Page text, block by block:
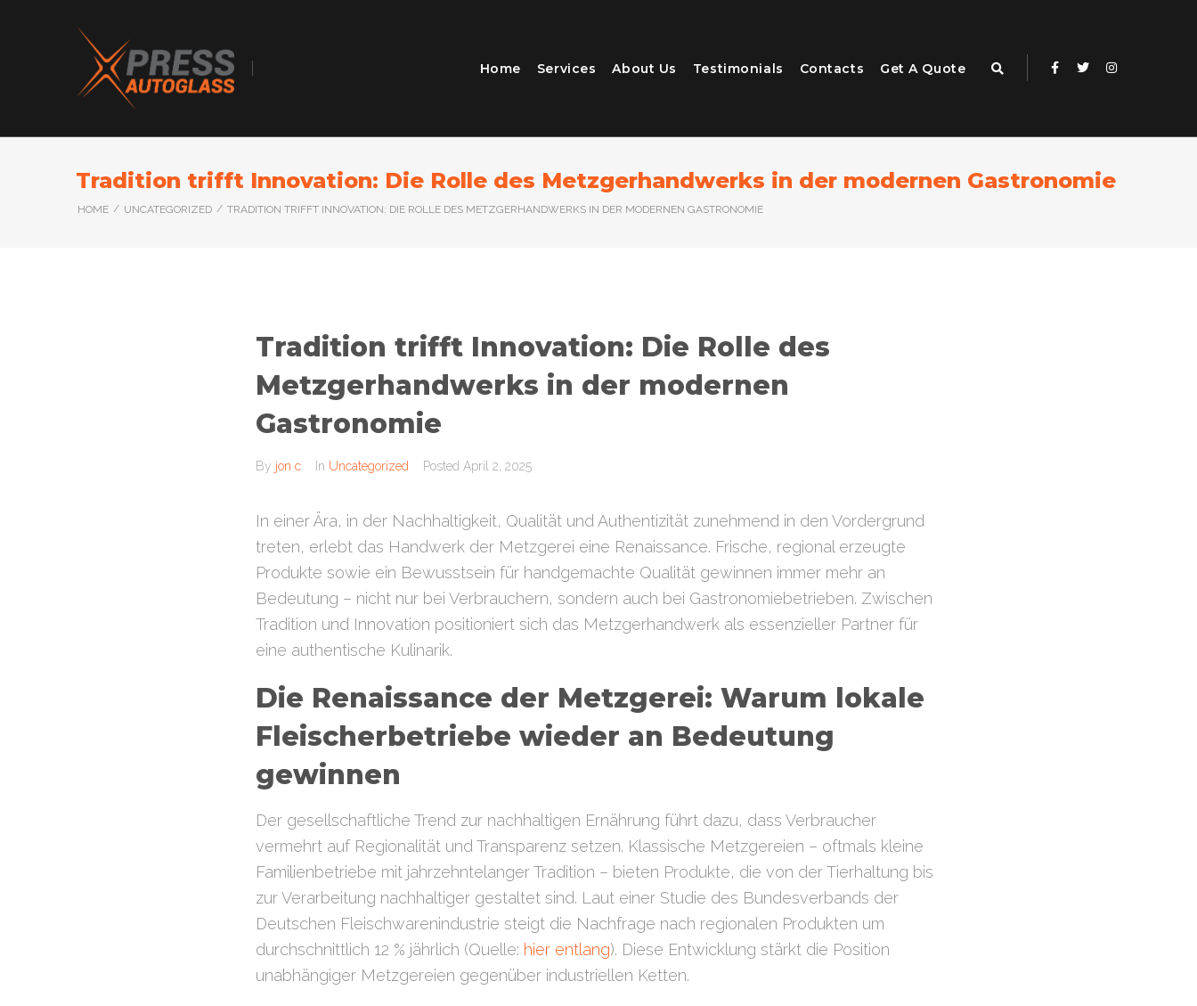
Home Services About Us Testimonials Contacts Get A Quote
Tradition trifft Innovation: Die Rolle des Metzgerhandwerks in der modernen Gastronomie
HOME / UNCATEGORIZED / TRADITION TRIFFT INNOVATION: DIE ROLLE DES METZGERHANDWERKS IN DER MODERNEN GASTRONOMIE
Tradition trifft Innovation: Die Rolle des
Metzgerhandwerks in der modernen
Gastronomie
By jon c In Uncategorized Posted April 2, 2025
In einer Ära, in der Nachhaltigkeit, Qualität und Authentizität zunehmend in den Vordergrund
treten, erlebt das Handwerk der Metzgerei eine Renaissance. Frische, regional erzeugte
Produkte sowie ein Bewusstsein für handgemachte Qualität gewinnen immer mehr an
Bedeutung – nicht nur bei Verbrauchern, sondern auch bei Gastronomiebetrieben. Zwischen
Tradition und Innovation positioniert sich das Metzgerhandwerk als essenzieller Partner für
eine authentische Kulinarik.
Die Renaissance der Metzgerei: Warum lokale
Fleischerbetriebe wieder an Bedeutung
gewinnen
Der gesellschaftliche Trend zur nachhaltigen Ernährung führt dazu, dass Verbraucher
vermehrt auf Regionalität und Transparenz setzen. Klassische Metzgereien – oftmals kleine
Familienbetriebe mit jahrzehntelanger Tradition – bieten Produkte, die von der Tierhaltung bis
zur Verarbeitung nachhaltiger gestaltet sind. Laut einer Studie des Bundesverbands der
Deutschen Fleischwarenindustrie steigt die Nachfrage nach regionalen Produkten um
durchschnittlich 12 % jährlich (Quelle: hier entlang). Diese Entwicklung stärkt die Position
unabhängiger Metzgereien gegenüber industriellen Ketten.